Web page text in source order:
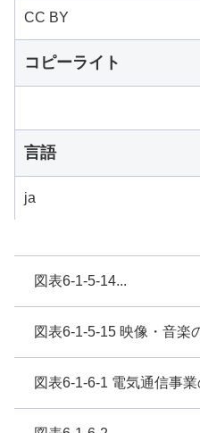
図表6-1-5-14...
図表6-1-5-15 映像・音楽
図表6-1-6-1 電気通信事
CC BY
コピーライト
言語
ja